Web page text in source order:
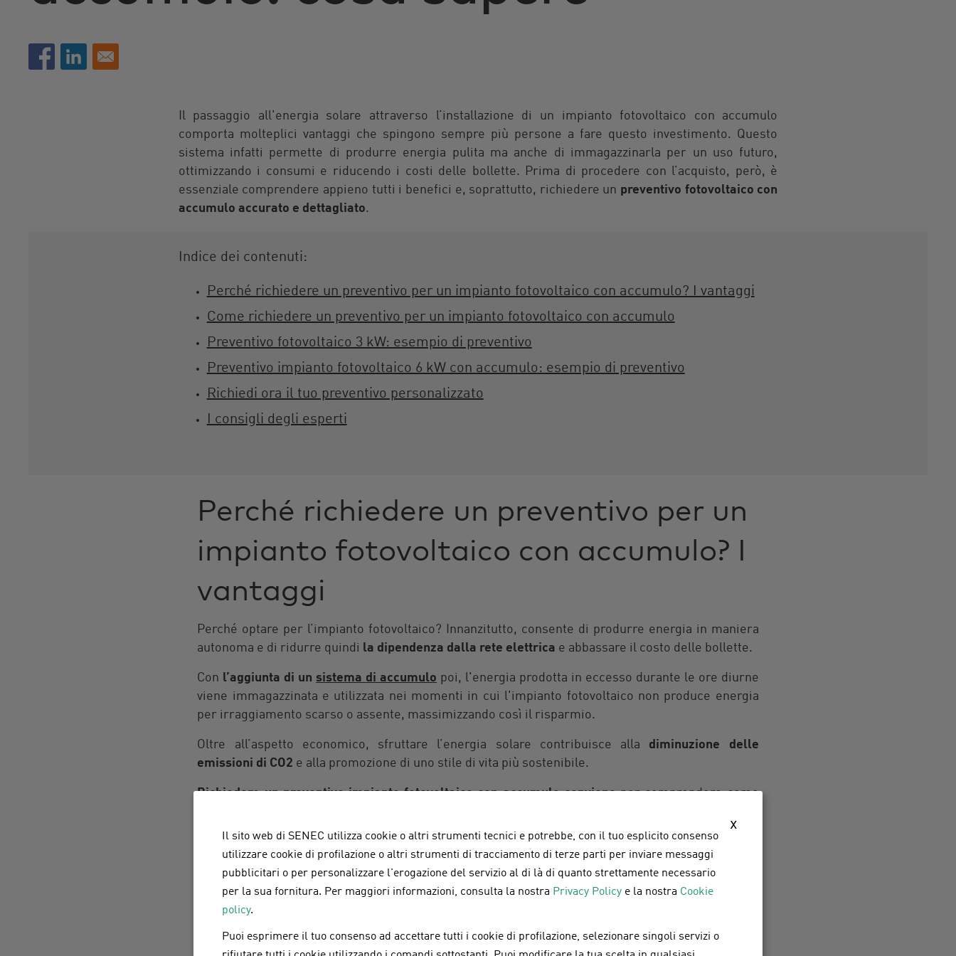
x
Il sito web di SENEC utilizza cookie o altri strumenti tecnici e potrebbe, con il tuo esplicito consenso,
utilizzare cookie di profilazione o altri strumenti di tracciamento di terze parti per inviare messaggi
pubblicitari o per personalizzare l'erogazione del servizio al di là di quanto strettamente necessario
per la sua fornitura. Per maggiori informazioni, consulta la nostra Privacy Policy e la nostra Cookie
policy.
Puoi esprimere il tuo consenso ad accettare tutti i cookie di profilazione, selezionare singoli servizi o
Il passaggio all'energia solare attraverso l’installazione di un impianto fotovoltaico con accumulo
comporta molteplici vantaggi che spingono sempre più persone a fare questo investimento. Questo
sistema infatti permette di produrre energia pulita ma anche di immagazzinarla per un uso futuro,
ottimizzando i consumi e riducendo i costi delle bollette. Prima di procedere con l’acquisto, però, è
essenziale comprendere appieno tutti i benefici e, soprattutto, richiedere un preventivo fotovoltaico con
accumulo accurato e dettagliato.
Indice dei contenuti:
Perché richiedere un preventivo per un impianto fotovoltaico con accumulo? I vantaggi
Come richiedere un preventivo per un impianto fotovoltaico con accumulo
Preventivo fotovoltaico 3 kW: esempio di preventivo
Preventivo impianto fotovoltaico 6 kW con accumulo: esempio di preventivo
Richiedi ora il tuo preventivo personalizzato
I consigli degli esperti
Perché richiedere un preventivo per un
impianto fotovoltaico con accumulo? I
vantaggi
Perché optare per l’impianto fotovoltaico? Innanzitutto, consente di produrre energia in maniera
autonoma e di ridurre quindi la dipendenza dalla rete elettrica e abbassare il costo delle bollette.
Con l’aggiunta di unsistema di accumulo poi, l'energia prodotta in eccesso durante le ore diurne
viene immagazzinata e utilizzata nei momenti in cui l'impianto fotovoltaico non produce energia
per irraggiamento scarso o assente, massimizzando così il risparmio.
Oltre all’aspetto economico, sfruttare l’energia solare contribuisce alla diminuzione delle
emissioni di CO2 e alla promozione di uno stile di vita più sostenibile.
Richiedere un preventivo impianto fotovoltaico con accumulo convieneper comprendere come
Come richiedere un preventivo per un
impianto fotovoltaico con accumulo
Perrichiedere un preventivo fotovoltaico con accumuloè necessario identificare aziende